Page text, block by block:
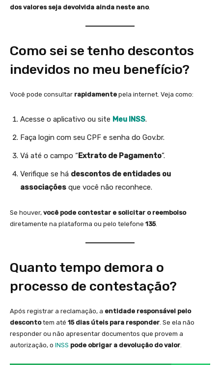
dos valores seja devolvida ainda neste ano.
Como sei se tenho descontos
indevidos no meu benefício?
Você pode consultar rapidamente pela internet. Veja como:
Acesse o aplicativo ou site Meu INSS.
Faça login com seu CPF e senha do Gov.br.
Vá até o campo “Extrato de Pagamento”.
Verifique se há descontos de entidades ou
associações que você não reconhece.
Se houver, você pode contestar e solicitar o reembolso
diretamente na plataforma ou pelo telefone 135.
Quanto tempo demora o
processo de contestação?
Após registrar a reclamação, a entidade responsável pelo
descontotem até 15 dias úteis para responder. Se ela não
responder ou não apresentar documentos que provem a
autorização, o INSS pode obrigar a devolução do valor.